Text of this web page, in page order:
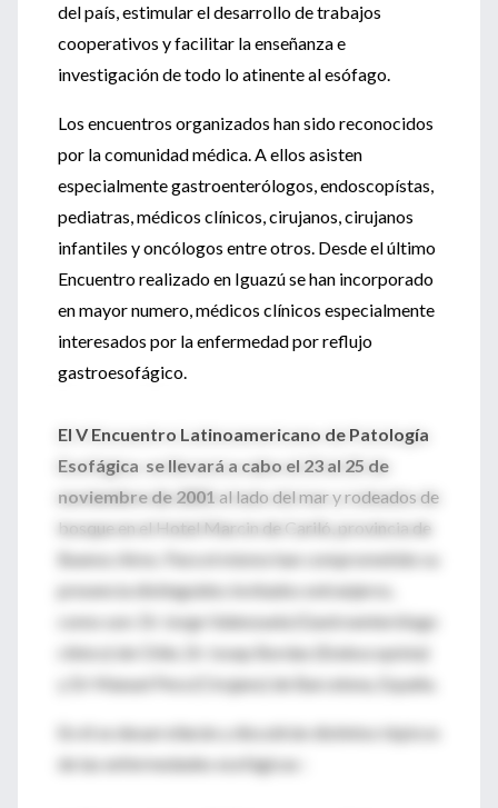
del país, estimular el desarrollo de trabajos
cooperativos y facilitar la enseñanza e
investigación de todo lo atinente al esófago.
Los encuentros organizados han sido reconocidos
por la comunidad médica. A ellos asisten
especialmente gastroenterólogos, endoscopístas,
pediatras, médicos clínicos, cirujanos, cirujanos
infantiles y oncólogos entre otros. Desde el último
Encuentro realizado en Iguazú se han incorporado
en mayor numero, médicos clínicos especialmente
interesados por la enfermedad por reflujo
gastroesofágico.
El V Encuentro Latinoamericano de Patología
Esofágica se llevará a cabo el 23 al 25 de
noviembre de 2001 al lado del mar y rodeados de
bosque en el Hotel Marcin de Cariló, provincia de
Buenos Aires. Para el mismo han comprometido su
presencia distinguidos invitados extranjeros,
como son: Dr Jorge Valenzuela (Gastroenterólogo
clínico) de Chile, Dr Josep Bordas (Endoscopísta)
y Dr Manuel Pera (Cirujano) de Barcelona, España.
En él se desarrollarán y discutirán distintos tópicos
de las enfermedades esofágicas :